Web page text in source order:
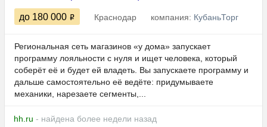
до 180 000 Краснодар компания: КубаньТорг
Региональная сеть магазинов «у дома» запускает
программу лояльности с нуля и ищет человека, который
соберёт её и будет ей владеть. Вы запускаете программу и
дальше самостоятельно её ведёте: придумываете
механики, нарезаете сегменты,...
hh.ru - найдена более недели назад